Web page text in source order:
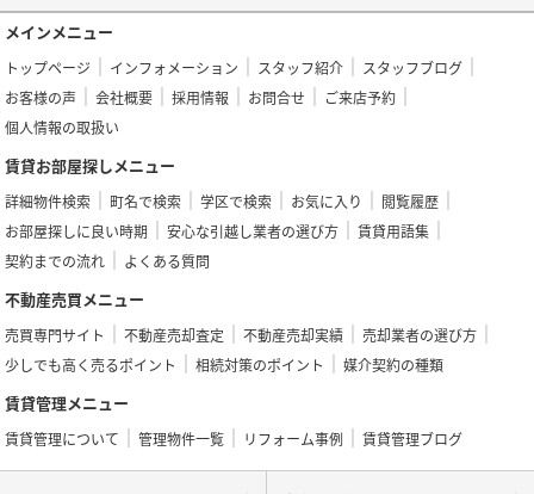
メインメニュー
トップページ インフォメーション スタッフ紹介
スタッフブログ
お客様の声
会社概要 採用情報 お問合せ
ご来店予約
個人情報の取扱い
賃貸お部屋探しメニュー
詳細物件検索 町名で検索 学区で検索 お気に入り
閲覧履歴
お部屋探しに良い時期
安心な引越し業者の選び方
賃貸用語集
契約までの流れ
よくある質問
不動産売買メニュー
売買専門サイト 不動産売却査定 不動産売却実績
売却業者の選び方
少しでも高く売るポイント
相続対策のポイント 媒介契約の種類
賃貸管理メニュー
賃貸管理について 管理物件一覧 リフォーム事例 賃貸管理ブログ